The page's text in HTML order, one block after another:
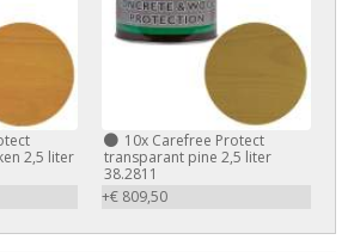
2,5 liter
10xCarefree Protect
transparant pine 2,5 liter
38.2811
+€ 809,50